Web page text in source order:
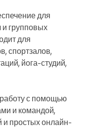
для
групповых
для
спортзалов,
йога-студий,
с помощью
и командой,
и простых онлайн-